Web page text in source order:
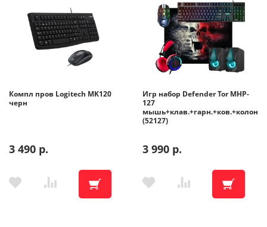
Компл пров Logitech MK120
черн
3 490 р.
Игр набор Defender Tor MHP-
127
мышь+клав.+гарн.+ков.+колонка
(52127)
3 990 р.